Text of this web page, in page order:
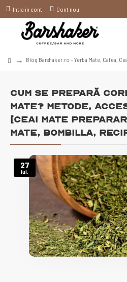
Intra in cont Cont nou
Blog Barshaker.ro – Yerba Mate, Cafea,
Cum se prepară
mate? Metode,
[ceai mate
mate, bombilla,
27
iul.